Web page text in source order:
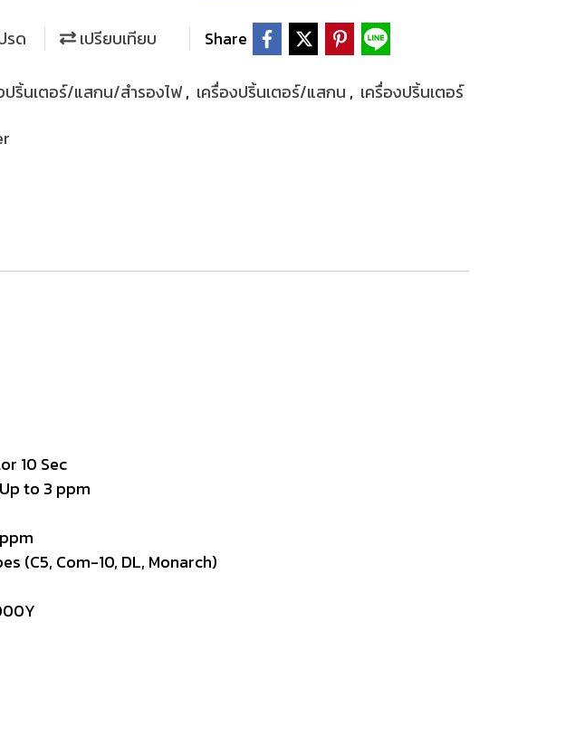
รด เปรียบเทียบ Share
ปริ้นเตอร์/แสกน/สำรองไฟ, เครื่องปริ้นเตอร์/แสกน , เครื่องปริ้นเตอร์
Sec
3 ppm
Com-10, DL, Monarch)